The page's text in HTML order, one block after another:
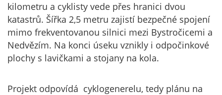
kilometru a cyklisty vede přes hranici dvou
katastrů. Šířka 2,5 metru zajistí bezpečné spojení
mimo frekventovanou silnici mezi Bystročicemi a
Nedvězím. Na konci úseku vznikly i odpočinkové
plochy s lavičkami a stojany na kola.
Projekt odpovídá cyklogenerelu, tedy plánu na